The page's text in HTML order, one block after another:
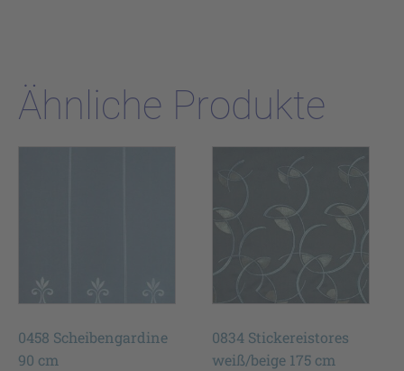
Ähnliche Produkte
0458 Scheibengardine
90 cm
0834 Stickereistores
weiß/beige 175 cm